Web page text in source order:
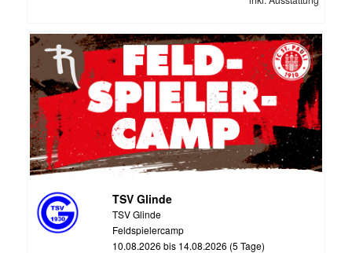
TSV Glinde
TSV Glinde
Feldspielercamp
10.08.2026 bis 14.08.2026 (5 Tage)